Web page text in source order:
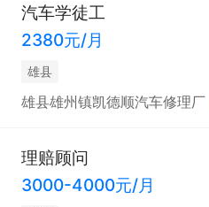
汽车学徒工
2380元/月
雄县
雄县雄州镇凯德顺汽车修理厂
理赔顾问
3000-4000元/月